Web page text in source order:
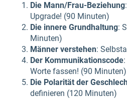
Die Mann/Frau-Beziehung
Upgrade! (90 Minuten)
Die innere Grundhaltung:
Minuten)
Männer verstehen:
Der Kommunikationscode
Worte fassen! (90 Minuten)
Die Polarität der
definieren (120 Minuten)